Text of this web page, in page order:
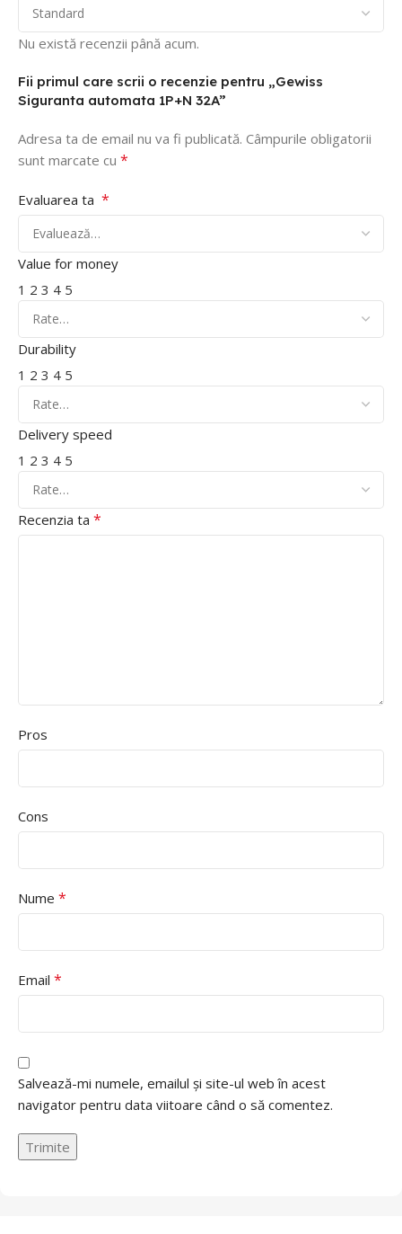
Nu există recenzii până acum.
Fii primul care scrii o recenzie pentru „Gewiss
Siguranta automata 1P+N 32A”
Adresa ta de email nu va fi publicată. Câmpurile obligatorii
sunt marcate cu *
Evaluarea ta *
Value for money
1 2 3 4 5
Durability
1 2 3 4 5
Delivery speed
1 2 3 4 5
Recenzia ta *
Pros
Cons
Nume *
Email *
Salvează-mi numele, emailul și site-ul web în acest
navigator pentru data viitoare când o să comentez.